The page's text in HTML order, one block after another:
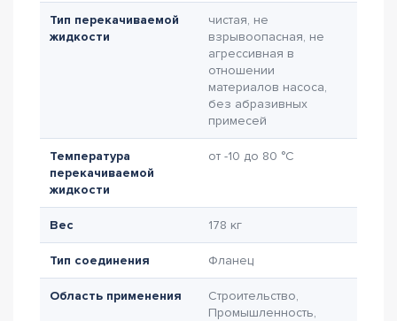
Тип перекачиваемой
жидкости
чистая, не
взрывоопасная, не
агрессивная в
отношении
материалов насоса,
без абразивных
примесей
Температура
перекачиваемой
жидкости
от -10 до 80 °C
Вес 178 кг
Тип соединения Фланец
Область применения
Строительство,
Промышленность,